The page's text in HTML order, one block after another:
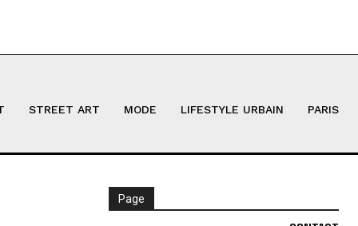
STREET ART MODE LIFESTYLE URBAIN PARIS
Page